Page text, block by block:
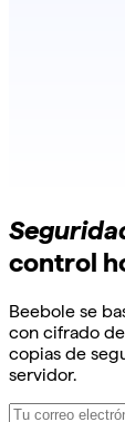
control
Beebole se
con cifrado
copias de
servidor.